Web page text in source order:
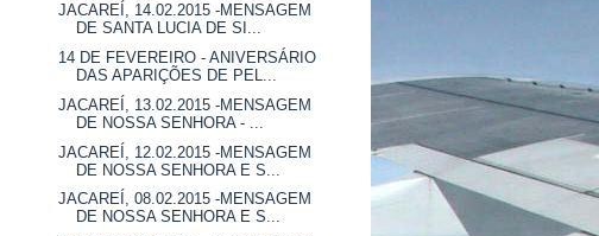
JACAREÍ, 14.02.2015 -MENSAGEM
DE SANTA LUCIA DE SI...
14 DE FEVEREIRO - ANIVERSÁRIO
DAS APARIÇÕES DE PEL...
JACAREÍ, 13.02.2015 -MENSAGEM
DE NOSSA SENHORA - ...
JACAREÍ, 12.02.2015 -MENSAGEM
DE NOSSA SENHORA E S...
JACAREÍ, 08.02.2015 -MENSAGEM
DE NOSSA SENHORA E S...